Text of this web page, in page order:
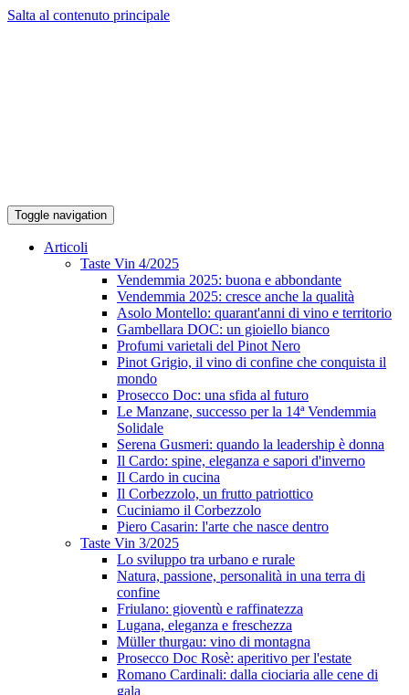
Salta al contenuto principale
Toggle navigation
Articoli
Taste Vin 4/2025
Vendemmia 2025: buona e abbondante
Vendemmia 2025: cresce anche la qualità
Asolo Montello: quarant'anni di vino e territorio
Gambellara DOC: un gioiello bianco
Profumi varietali del Pinot Nero
Pinot Grigio, il vino di confine che conquista il
mondo
Prosecco Doc: una sfida al futuro
Le Manzane, successo per la 14ª Vendemmia
Solidale
Serena Gusmeri: quando la leadership è donna
Il Cardo: spine, eleganza e sapori d'inverno
Il Cardo in cucina
Il Corbezzolo, un frutto patriottico
Cuciniamo il Corbezzolo
Piero Casarin: l'arte che nasce dentro
Taste Vin 3/2025
Lo sviluppo tra urbano e rurale
Natura, passione, personalità in una terra di
confine
Friulano: gioventù e raffinatezza
Lugana, eleganza e freschezza
Müller thurgau: vino di montagna
Prosecco Doc Rosè: aperitivo per l'estate
Romano Cardinali: dalla ciociaria alle cene di
gala